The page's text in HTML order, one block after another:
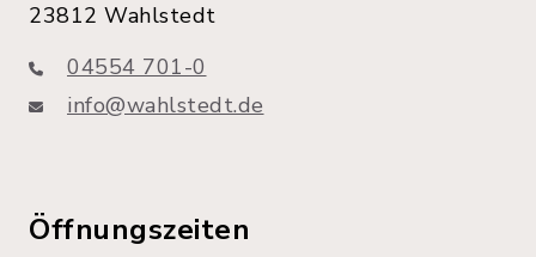
23812 Wahlstedt
04554 701-0
info@wahlstedt.de
Öffnungszeiten